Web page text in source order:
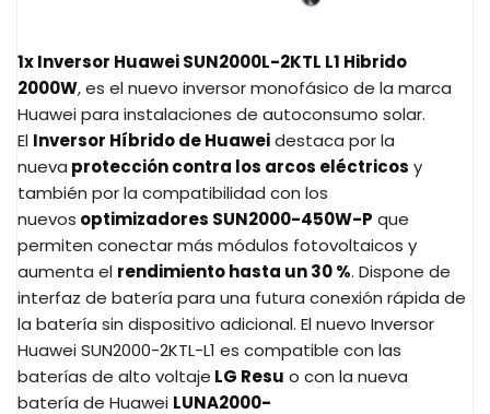
1x Inversor Huawei SUN2000L-2KTL L1 Hibrido
2000W,es el nuevo inversor monofásico de la marca
Huawei para instalaciones de autoconsumo solar.
El Inversor Híbrido de Huaweidestaca por la
nueva protección contra los arcos eléctricos y
también por la compatibilidad con los
nuevos optimizadores SUN2000-450W-P que
permiten conectar más módulos fotovoltaicos y
aumenta el rendimiento hasta un 30 %. Dispone de
interfaz de batería para una futura conexión rápida de
la batería sin dispositivo adicional. El nuevo Inversor
Huawei SUN2000-2KTL-L1 es compatible con las
baterías de alto voltaje LG Resu o con la nueva
batería de Huawei LUNA2000-